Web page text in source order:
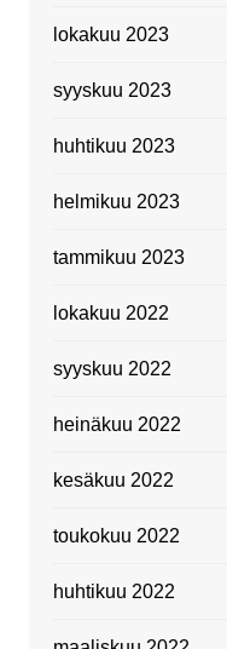
lokakuu 2023
syyskuu 2023
huhtikuu 2023
helmikuu 2023
tammikuu 2023
lokakuu 2022
syyskuu 2022
heinäkuu 2022
kesäkuu 2022
toukokuu 2022
huhtikuu 2022